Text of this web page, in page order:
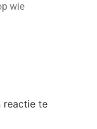
wie
reactie te